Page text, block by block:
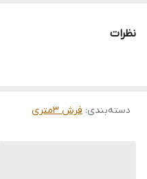
از فلسطین اشعالی) پذیرفته میشود
نظرات
دسته‌بندی: فرش 3متری